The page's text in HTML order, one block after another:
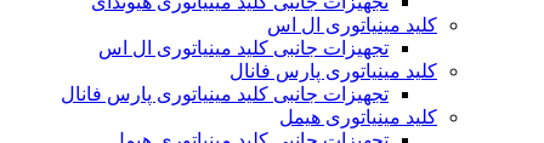
کلید مینیاتوری ال اس
تجهیزات جانبی کلید مینیاتوری ال اس
کلید مینیاتوری پارس فانال
تجهیزات جانبی کلید مینیاتوری پارس فانال
کلید مینیاتوری هیمل